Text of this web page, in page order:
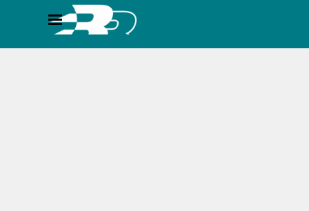
Direkt zum Seiteninhalt
Menü überspringen